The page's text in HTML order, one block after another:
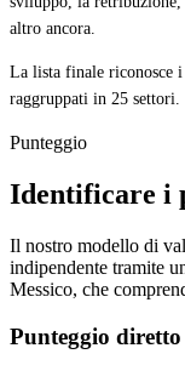
altro ancora.
La lista finale riconosce
raggruppati in 25 settori.
Punteggio
Identificare i
Il nostro modello di
indipendente tramite
Messico, che
Punteggio diretto